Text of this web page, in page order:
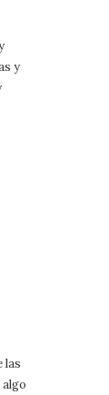
y
las